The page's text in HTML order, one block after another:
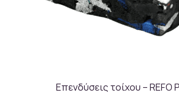
Επενδύσεις τοίχου – REFO